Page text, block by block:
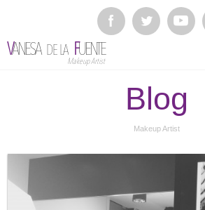
VANESA DE LA FUENTE
Makeup Artist
Blog
Makeup Artist